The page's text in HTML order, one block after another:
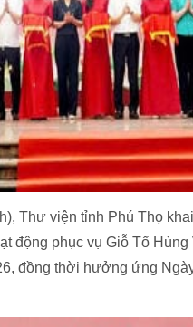
Thư viện tỉnh Phú Thọ
động phục vụ Giỗ Tổ
đồng thời hưởng ứng